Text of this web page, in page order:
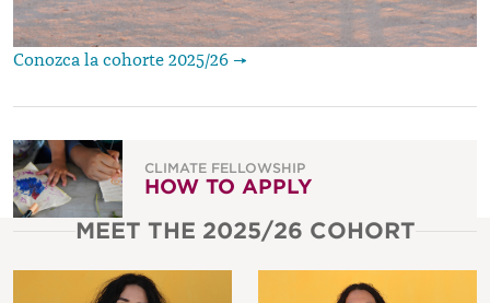
Conozca la cohorte 2025/26 →
CLIMATE FELLOWSHIP
HOW TO APPLY
MEET THE 2025/26 COHORT